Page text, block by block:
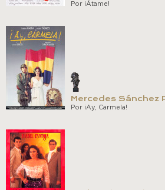
Por ¡Átame!
Mercedes Sánchez
Por ¡Ay, Carmela!